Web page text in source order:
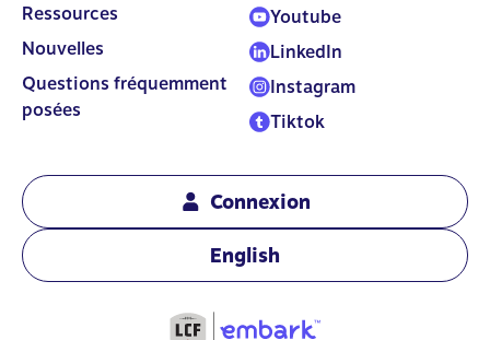
Ressources
Nouvelles
Questions fréquemment
posées
Youtube
LinkedIn
Instagram
Tiktok
Connexion
English